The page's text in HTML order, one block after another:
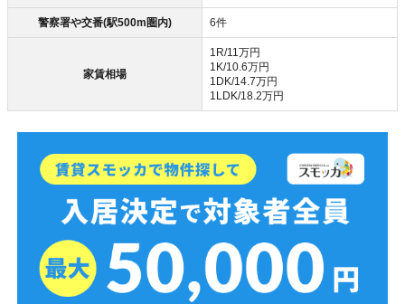
警察署や交番(駅500m圏内) 6件
家賃相場
1R/11万円
1K/10.6万円
1DK/14.7万円
1LDK/18.2万円